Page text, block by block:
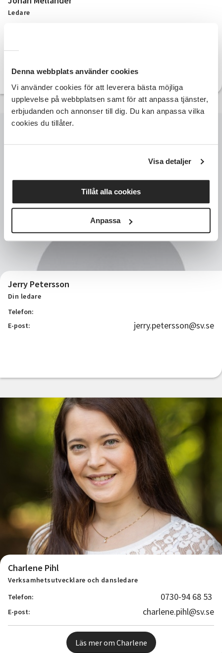
Denna webbplats använder cookies
Vi använder cookies för att leverera bästa möjliga
upplevelse på webbplatsen samt för att anpassa tjänster,
erbjudanden och annonser till dig. Du kan anpassa vilka
cookies du tillåter.
Visa detaljer
Tillåt alla cookies
Anpassa
Ledare
Jerry Petersson
Din ledare
Telefon:
E-post:
jerry.petersson@sv.se
Charlene Pihl
Verksamhetsutvecklare och dansledare
Telefon:
0730-94 68 53
E-post: charlene.pihl@sv.se
Läs mer om Charlene